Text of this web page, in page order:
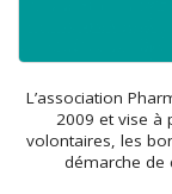
L’association
2009 et vise à
volontaires, les
démarche de